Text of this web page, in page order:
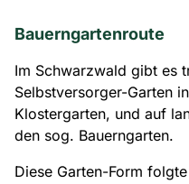
Bauerngartenroute
Im Schwarzwald gibt es
Selbstversorger-Garten
Klostergarten, und auf
den sog. Bauerngarten.
Diese Garten-Form